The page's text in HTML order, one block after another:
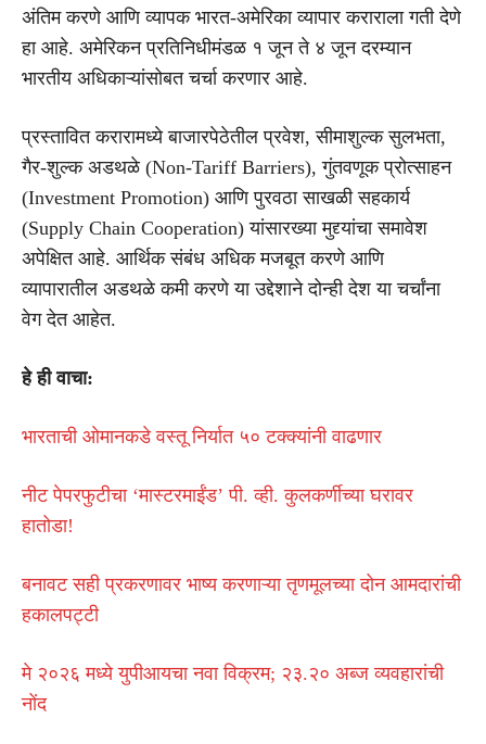
अंतिम करणे आणि व्यापक भारत-अमेरिका व्यापार कराराला गती देणे
हा आहे. अमेरिकन प्रतिनिधीमंडळ १ जून ते ४ जून दरम्यान
भारतीय अधिकाऱ्यांसोबत चर्चा करणार आहे.
प्रस्तावित करारामध्ये बाजारपेठेतील प्रवेश, सीमाशुल्क सुलभता,
गैर-शुल्क अडथळे (Non-Tariff Barriers), गुंतवणूक प्रोत्साहन
(Investment Promotion) आणि पुरवठा साखळी सहकार्य
(Supply Chain Cooperation) यांसारख्या मुद्द्यांचा समावेश
अपेक्षित आहे. आर्थिक संबंध अधिक मजबूत करणे आणि
व्यापारातील अडथळे कमी करणे या उद्देशाने दोन्ही देश या चर्चांना
वेग देत आहेत.
हे ही वाचा:
भारताची ओमानकडे वस्तू निर्यात ५० टक्क्यांनी वाढणार
नीट पेपरफुटीचा ‘मास्टरमाईंड’ पी. व्ही. कुलकर्णीच्या घरावर
हातोडा!
बनावट सही प्रकरणावर भाष्य करणाऱ्या तृणमूलच्या दोन आमदारांची
हकालपट्टी
मे २०२६ मध्ये युपीआयचा नवा विक्रम; २३.२० अब्ज व्यवहारांची
नोंद